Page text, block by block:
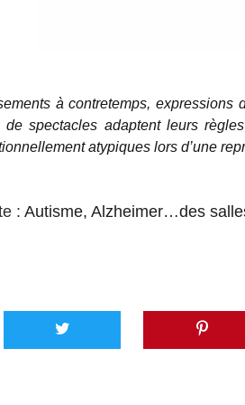
à contretemps,
spectacles adaptent leurs
atypiques lors d’une
: Autisme, Alzheimer…des